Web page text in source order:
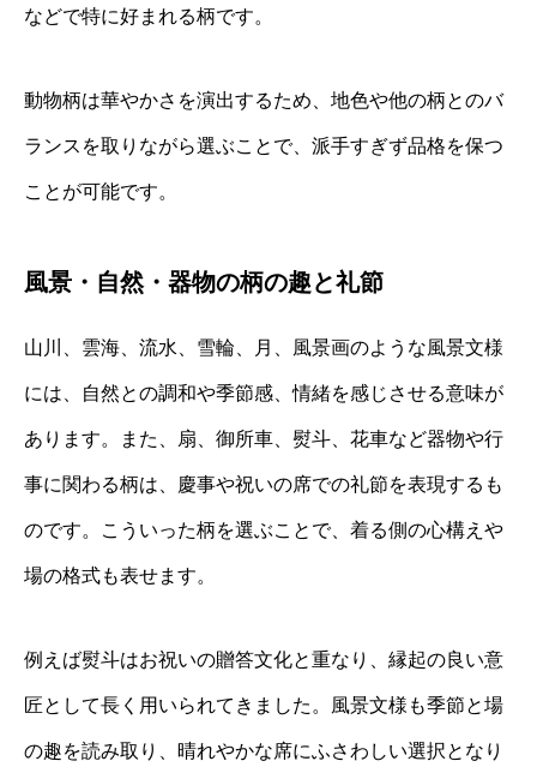
などで特に好まれる柄です。
動物柄は華やかさを演出するため、地色や他の柄とのバ
ランスを取りながら選ぶことで、派手すぎず品格を保つ
ことが可能です。
風景・自然・器物の柄の趣と礼節
山川、雲海、流水、雪輪、月、風景画のような風景文様
には、自然との調和や季節感、情緒を感じさせる意味が
あります。また、扇、御所車、熨斗、花車など器物や行
事に関わる柄は、慶事や祝いの席での礼節を表現するも
のです。こういった柄を選ぶことで、着る側の心構えや
場の格式も表せます。
例えば熨斗はお祝いの贈答文化と重なり、縁起の良い意
匠として長く用いられてきました。風景文様も季節と場
の趣を読み取り、晴れやかな席にふさわしい選択となり